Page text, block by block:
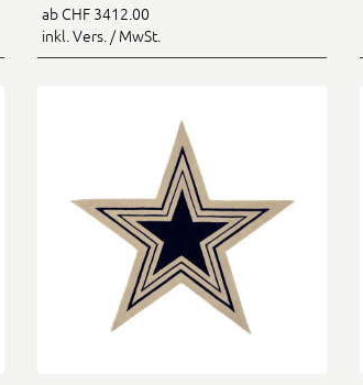
ab CHF 3412.00
inkl. Vers. / MwSt.